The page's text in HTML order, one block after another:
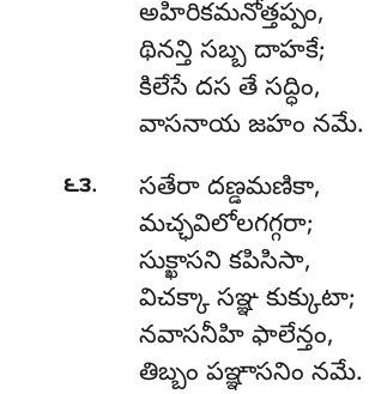
అహిరికమనోత్తప్పం,
థినన్తి సబ్బ దాహకే;
కిలేసే దస తే సద్ధిం,
వాసనాయ జహం నమే.
౬౩. సతేరా దణ్డమణికా,
మచ్ఛవిలోలగగ్గరా;
సుక్ఖాసని కపిసిసా,
విచక్కా సఞ్ఞ కుక్కుటా;
నవాసనీహి ఫాలేన్తం,
తిబ్బం పఞ్ఞాసనిం నమే.